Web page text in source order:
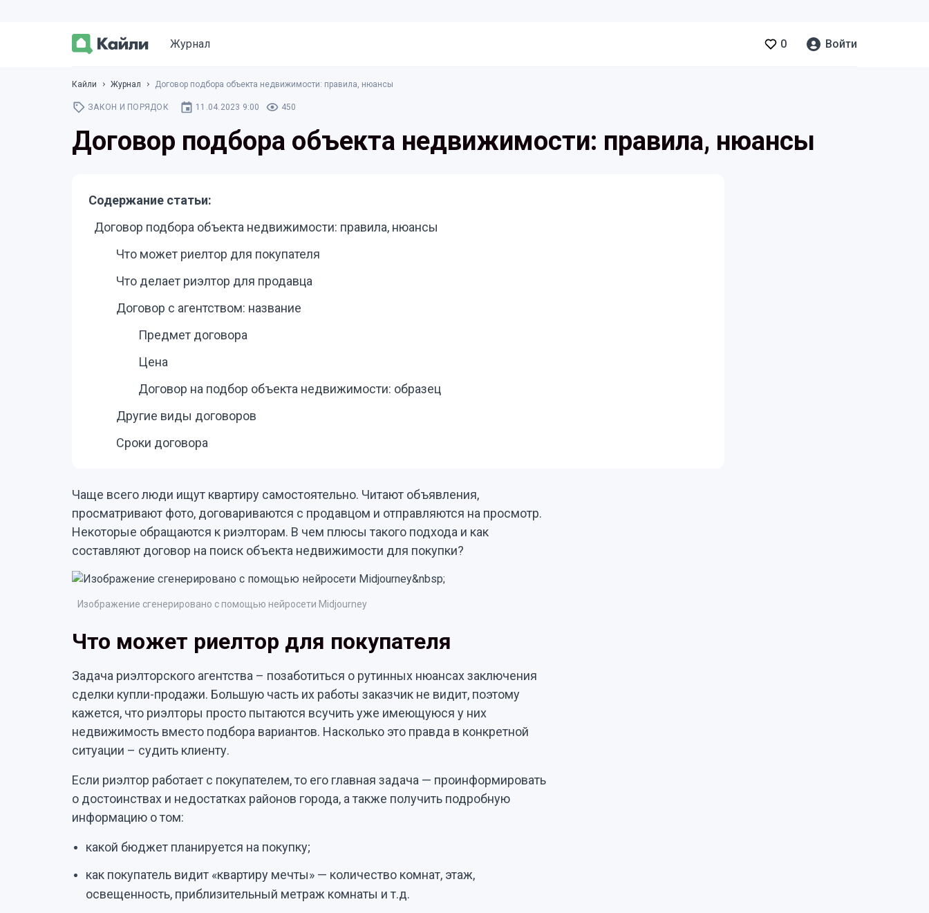
Журнал 0 Войти
Кайли Журнал Договор подбора объекта недвижимости: правила, нюансы
ЗАКОН И ПОРЯДОК 11.04.2023 9:00 450
Договор подбора объекта недвижимости: правила, нюансы
Содержание статьи:
Договор подбора объекта недвижимости: правила, нюансы
Что может риелтор для покупателя
Что делает риэлтор для продавца
Договор с агентством: название
Предмет договора
Цена
Договор на подбор объекта недвижимости: образец
Другие виды договоров
Сроки договора
Чаще всего люди ищут квартиру самостоятельно. Читают объявления,
просматривают фото, договариваются с продавцом и отправляются на просмотр.
Некоторые обращаются к риэлторам. В чем плюсы такого подхода и как
составляют договор на поиск объекта недвижимости для покупки?
Изображение сгенерировано с помощью нейросети Midjourney
Что может риелтор для покупателя
Задача риэлторского агентства – позаботиться о рутинных нюансах заключения
сделки купли-продажи. Большую часть их работы заказчик не видит, поэтому
кажется, что риэлторы просто пытаются всучить уже имеющуюся у них
недвижимость вместо подбора вариантов. Насколько это правда в конкретной
ситуации – судить клиенту.
Если риэлтор работает с покупателем, то его главная задача — проинформировать
о достоинствах и недостатках районов города, а также получить подробную
информацию о том:
какой бюджет планируется на покупку;
как покупатель видит «квартиру мечты» — количество комнат, этаж,
освещенность, приблизительный метраж комнаты и т.д.